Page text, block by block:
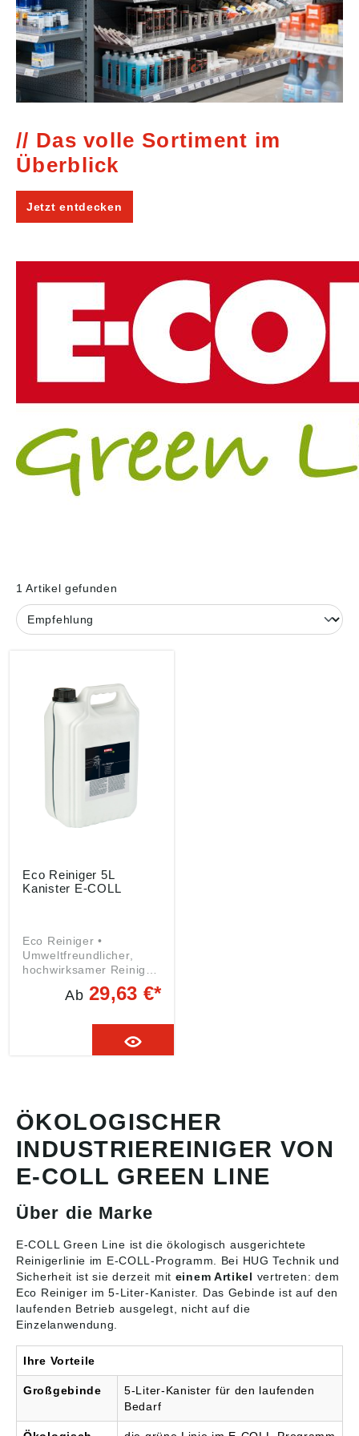
Das volle Sortiment im
Überblick
Jetzt entdecken
1 Artikel gefunden
Eco Reiniger 5L
Kanister E-COLL
Eco Reiniger •
Umweltfreundlicher,
hochwirksamer Reiniger
• Durch den Zusatz von
MGDA vollständig
Die zu 100 % biologisch
Inhaltsstoffe stellen eine
zugleich den Schutz der
Umwelt, des Benutzers
und des Objektes/der
Oberfläche •
Lösungsmittelfrei • Vor
der Verwendung
Verschmutzungsgrad
professionellen
Gebrauch • Entfernt die
schwersten industriellen
Verschmutzungen von
nahezu allen
Oberflächen wie z. B.
Böden, Wänden,
Fliesen, Maschinen,
Küchen etc. • Eignet
sich hervorragend für
den Einsatz im Rahmen
von HACCP-Konzepten •
(unverdünnt)
Ab29,63 €*
ÖKOLOGISCHER
INDUSTRIEREINIGER VON
E-COLL GREEN LINE
Über die Marke
E-COLL Green Line ist die ökologisch ausgerichtete
Reinigerlinie im E-COLL-Programm. Bei HUG Technik und
Sicherheit ist sie derzeit mit einem Artikel vertreten: dem
Eco Reiniger im 5-Liter-Kanister. Das Gebinde ist auf den
laufenden Betrieb ausgelegt, nicht auf die
Einzelanwendung.
Ihre Vorteile
Großgebinde
5-Liter-Kanister für den laufenden
Bedarf